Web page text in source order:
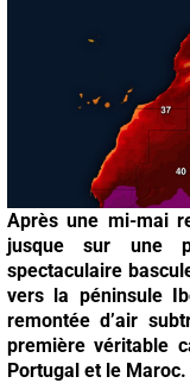
Après une mi-mai
jusque sur une
spectaculaire
vers la péninsule
remontée d’air
première véritable
Portugal et le Maroc.